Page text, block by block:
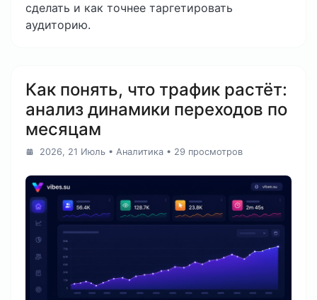
сделать и как точнее таргетировать
аудиторию.
Как понять, что трафик растёт:
анализ динамики переходов по
месяцам
2026, 21 Июль • Аналитика • 29 просмотров